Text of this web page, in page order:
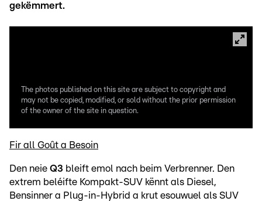
gekëmmert.
The photos published on this site are subject to copyright and
may not be copied, modified, or sold without the prior permission
of the owner of the site in question.
Fir all Goût a Besoin
Den neie Q3 bleift emol nach beim Verbrenner. Den
extrem beléifte Kompakt-SUV kënnt als Diesel,
Bensinner a Plug-in-Hybrid a krut esouwuel als SUV